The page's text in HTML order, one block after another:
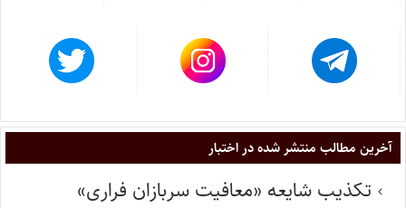
آخرین مطالب منتشر شده در اختبار
تکذیب شایعه «معافیت سربازان فراری»